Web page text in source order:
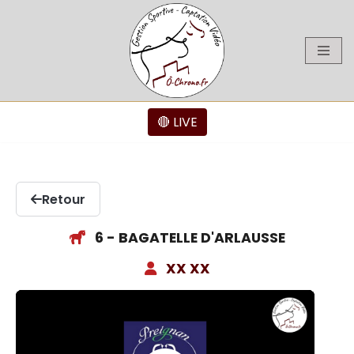
🔴 LIVE
Retour
6 - BAGATELLE D'ARLAUSSE
XX XX